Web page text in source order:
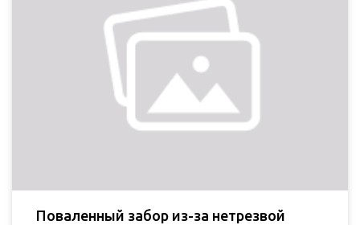
Поваленный забор из-за нетрезвой